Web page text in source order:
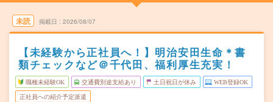
未読 掲載日 2026/08/07
【未経験から正社員へ！】明治安田生命＊書
類チェックなど＠千代田、福利厚生充実！
職種未経験OK 交通費別途支給あり 土日祝日が休み WEB登録OK
正社員への紹介予定派遣